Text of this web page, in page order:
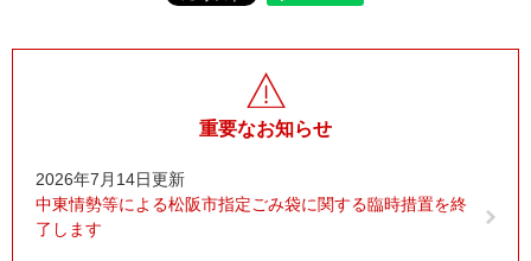
重要なお知らせ
2026年7月14日更新
中東情勢等による松阪市指定ごみ袋に関する臨時措置を終
了します